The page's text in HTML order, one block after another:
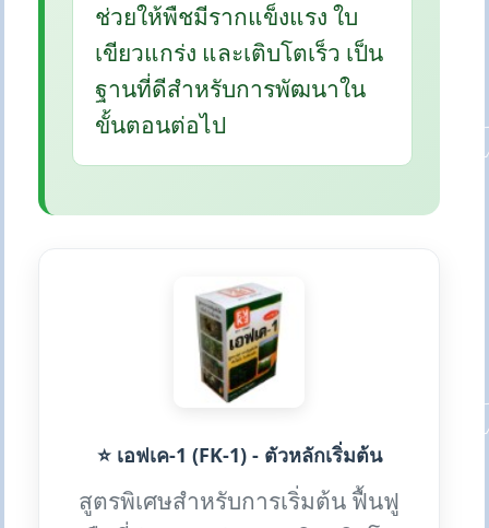
ช่วยให้พืชมีรากแข็งแรง ใบ
เขียวแกร่ง และเติบโตเร็ว เป็น
ฐานที่ดีสำหรับการพัฒนาใน
ขั้นตอนต่อไป
⭐ เอฟเค-1 (FK-1) - ตัวหลักเริ่มต้น
สูตรพิเศษสำหรับการเริ่มต้น ฟื้นฟู